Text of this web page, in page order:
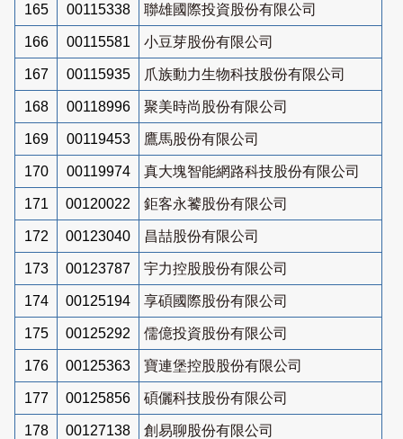
165 00115338 聯雄國際投資股份有限公司
166 00115581 小豆芽股份有限公司
167 00115935 爪族動力生物科技股份有限公司
168 00118996 聚美時尚股份有限公司
169 00119453 鷹馬股份有限公司
170 00119974 真大塊智能網路科技股份有限公司
171 00120022 鉅客永饕股份有限公司
172 00123040 昌喆股份有限公司
173 00123787 宇力控股股份有限公司
174 00125194 享碩國際股份有限公司
175 00125292 儒億投資股份有限公司
176 00125363 寶連堡控股股份有限公司
177 00125856 碩儷科技股份有限公司
178 00127138 創易聊股份有限公司